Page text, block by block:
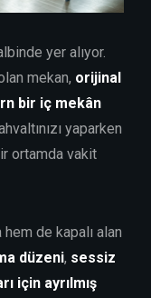
yer alıyor.
mekan, orijinal
bir iç mekân
yaparken
ortamda vakit
de kapalı alan
düzeni, sessiz
için ayrılmış